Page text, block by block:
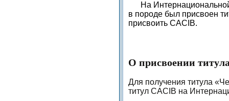
На
в породе был присвоен
присвоить CACIB.
О присвоении
Для получения титула
титул САСIB на